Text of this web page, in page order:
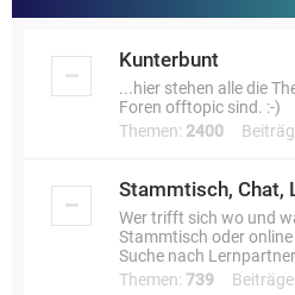
Kunterbunt
...hier stehen alle die
Foren offtopic sind. :-)
Themen: 2400
Stammtisch, Chat,
Wer trifft sich wo und
Stammtisch oder
Suche nach
Themen: 739 Beiträge: